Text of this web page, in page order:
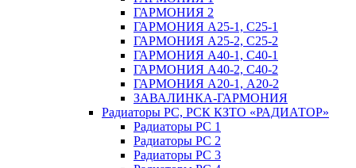
ГАРМОНИЯ 2
ГАРМОНИЯ А25-1, С25-1
ГАРМОНИЯ А25-2, С25-2
ГАРМОНИЯ А40-1, С40-1
ГАРМОНИЯ А40-2, С40-2
ГАРМОНИЯ А20-1, А20-2
ЗАВАЛИНКА-ГАРМОНИЯ
Радиаторы РС, РСК КЗТО «РАДИАТОР»
Радиаторы РС 1
Радиаторы РС 2
Радиаторы РС 3